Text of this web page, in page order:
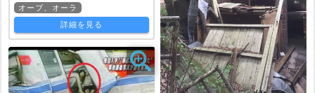
オーブ、オーラ
詳細を見る